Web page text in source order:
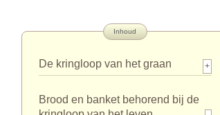
Inhoud
De kringloop van het graan +
Brood en banket behorend bij de